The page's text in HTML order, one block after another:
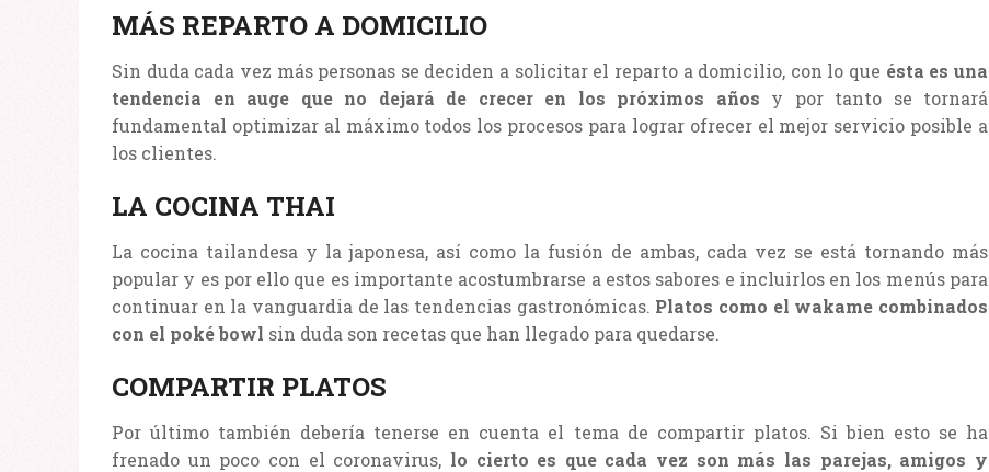
MÁS REPARTO A DOMICILIO
Sin duda cada vez más personas se deciden a solicitar el reparto a domicilio, con lo que ésta es una
tendencia en auge que no dejará de crecer en los próximos años y por tanto se tornará
fundamental optimizar al máximo todos los procesos para lograr ofrecer el mejor servicio posible a
los clientes.
LA COCINA THAI
La cocina tailandesa y la japonesa, así como la fusión de ambas, cada vez se está tornando más
popular y es por ello que es importante acostumbrarse a estos sabores e incluirlos en los menús para
continuar en la vanguardia de las tendencias gastronómicas. Platos como el wakame combinados
con el poké bowl sin duda son recetas que han llegado para quedarse.
COMPARTIR PLATOS
Por último también debería tenerse en cuenta el tema de compartir platos. Si bien esto se ha
frenado un poco con el coronavirus, lo cierto es que cada vez son más las parejas, amigos y